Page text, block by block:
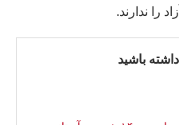
را ندارند.
باشید